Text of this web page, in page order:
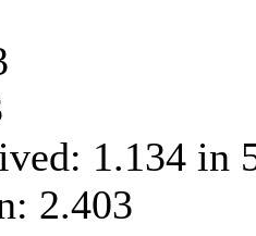
1.134 in
2.403